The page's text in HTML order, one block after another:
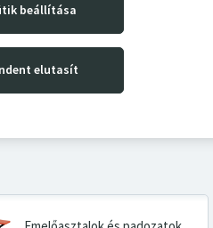
beállítása
elutasít